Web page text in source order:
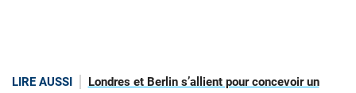
LIRE AUSSI
Londres et Berlin s’allient pour concevoir un